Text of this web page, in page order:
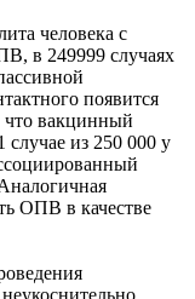
человека с
в 249999 случаях
появится
что вакцинный
случае из 250 000 у
ОПВ в качестве